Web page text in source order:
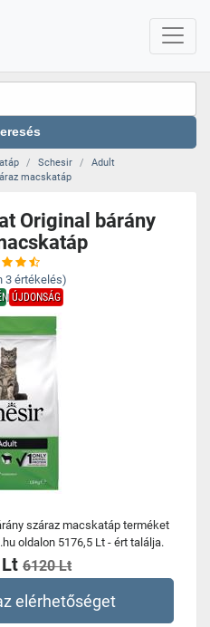
Schesir
Adult
macskatáp
Original bárány
3 értékelés)
ÚJDONSÁG
száraz macskatáp terméket
oldalon 5176,5 Lt - ért találja.
6120 Lt
elérhetőséget